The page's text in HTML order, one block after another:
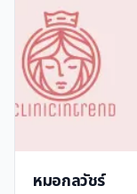
หมอกลวัชร์